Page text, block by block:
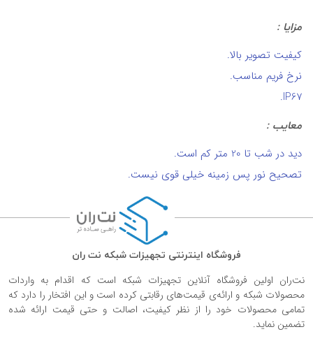
مزایا :
کیفیت تصویر بالا.
نرخ فریم مناسب.
IP67.
معایب :
دید در شب تا 20 متر کم است.
تصحیح نور پس زمینه خیلی قوی نیست.
فروشگاه اینترنتی تجهیزات شبکه نت ران
نت‌ران اولین فروشگاه آنلاین تجهیزات شبکه است که اقدام به واردات
محصولات شبکه و ارائه‌ی قیمت‌های رقابتی کرده است و این افتخار را دارد که
تمامی محصولات خود را از نظر کیفیت، اصالت و حتی قیمت ارائه شده
تضمین نماید.